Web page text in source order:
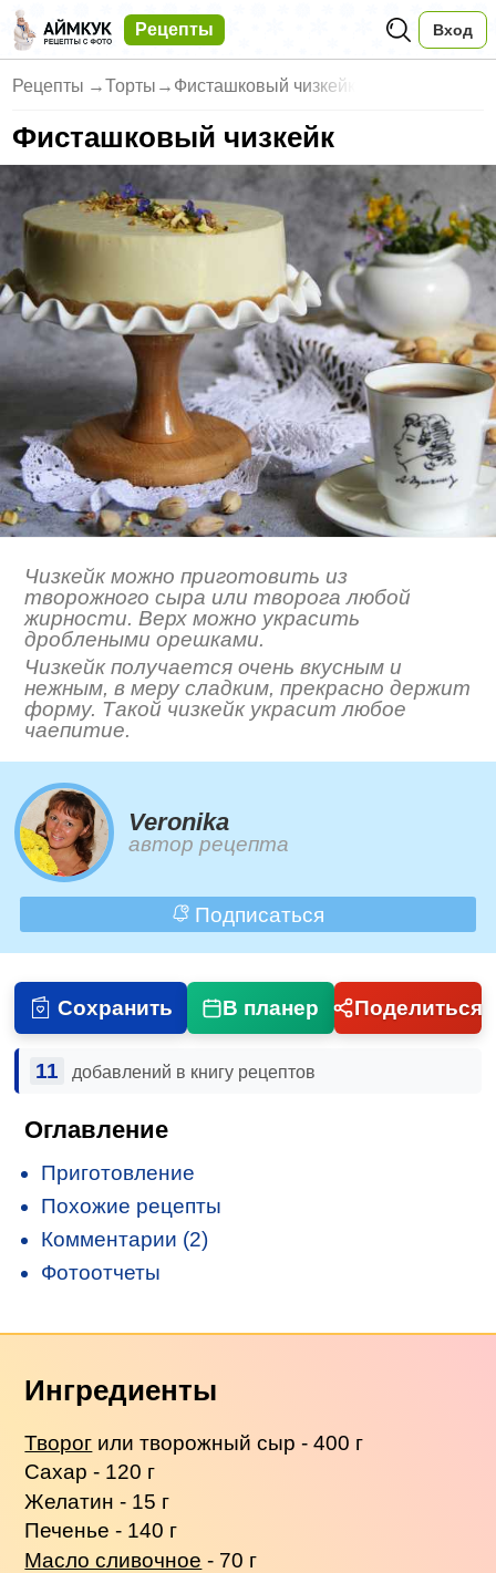
Рецепты Вход
Рецепты →Торты → Фисташковый чизкейк
Фисташковый чизкейк
Чизкейк можно приготовить из
творожного сыра или творога любой
жирности. Верх можно украсить
дроблеными орешками.
Чизкейк получается очень вкусным и
нежным, в меру сладким, прекрасно держит
форму. Такой чизкейк украсит любое
чаепитие.
Veronika
автор рецепта
Подписаться
Сохранить В планер Поделиться
11 добавлений в книгу рецептов
Оглавление
Приготовление
Похожие рецепты
Комментарии (2)
Фотоотчеты
Ингредиенты
Творог или творожный сыр - 400 г
Сахар - 120 г
Желатин - 15 г
Печенье - 140 г
Масло сливочное - 70 г